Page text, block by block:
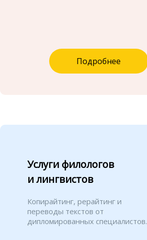
Подробнее
Услуги филологов
и лингвистов
Копирайтинг, рерайтинг и
переводы текстов от
дипломированных специалистов.